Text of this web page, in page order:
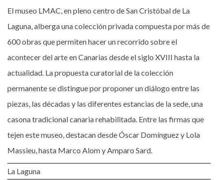
El museo LMAC, en pleno centro de San Cristóbal de La
Laguna, alberga una colección privada compuesta por más de
600 obras que permiten hacer un recorrido sobre el
acontecer del arte en Canarias desde el siglo XVIII hasta la
actualidad. La propuesta curatorial de la colección
permanente se distingue por proponer un diálogo entre las
piezas, las décadas y las diferentes estancias de la sede, una
casona tradicional canaria rehabilitada. Entre las firmas que
tejen este museo, destacan desde Óscar Domínguez y Lola
Massieu, hasta Marco Alom y Amparo Sard.
La Laguna